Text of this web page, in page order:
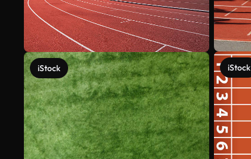
iStock iStock